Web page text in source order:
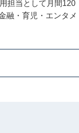
担当として月間120
融・育児・エンタメ